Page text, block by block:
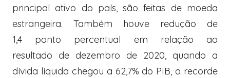
principal ativo do país, são feitas de moeda
estrangeira. Também houve redução de
1,4 ponto percentual em relação ao
resultado de dezembro de 2020, quando a
dívida líquida chegou a 62,7% do PIB, o recorde